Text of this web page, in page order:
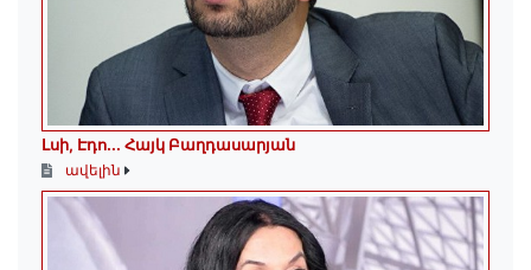
Լսի, Էդո․․․ Հայկ Բաղդասարյան
ավելին